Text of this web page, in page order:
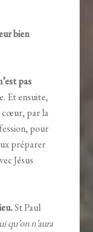
bien
pas
Et ensuite,
cœur, par la
pour
préparer
Jésus
.St Paul
qu’on n’aura